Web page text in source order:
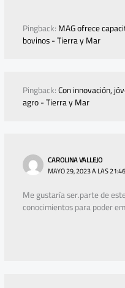
Pingback:MAG ofrece
bovinos - Tierra y Mar
Pingback:Con innovación,
agro - Tierra y Mar
CAROLINA VALLEJO
MAYO 29, 2023 A LAS 21:46
Me gustaría ser.parte de
conocimientos para poder